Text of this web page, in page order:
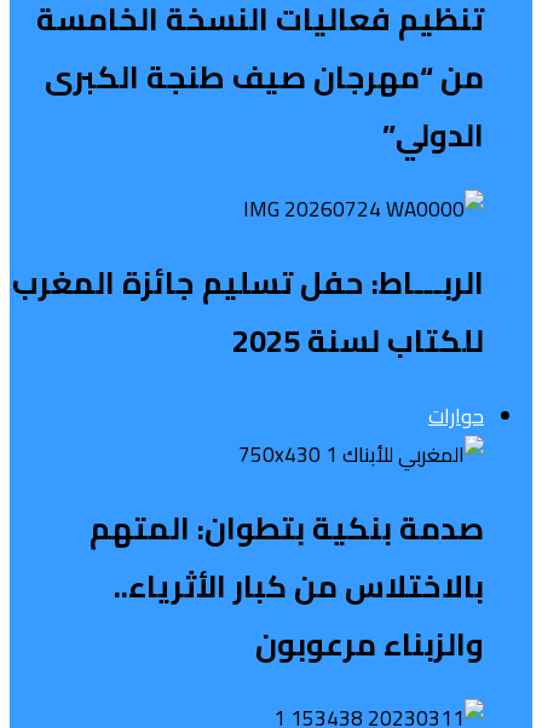
تنظيم فعاليات النسخة الخامسة
من “مهرجان صيف طنجة الكبرى
الدولي”
الربـــاط: حفل تسليم جائزة المغرب
للكتاب لسنة 2025
حوارات
صدمة بنكية بتطوان: المتهم
بالاختلاس من كبار الأثرياء..
والزبناء مرعوبون